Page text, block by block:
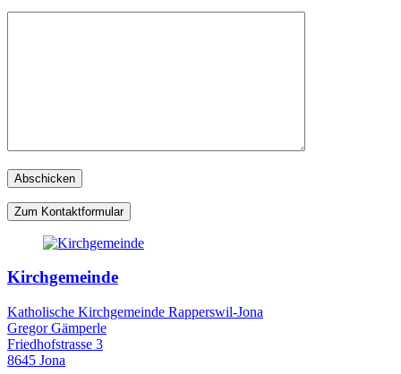
Zum Kontaktformular
Kirchgemeinde
Katholische Kirchgemeinde Rapperswil-Jona
Gregor Gämperle
Friedhofstrasse 3
8645 Jona